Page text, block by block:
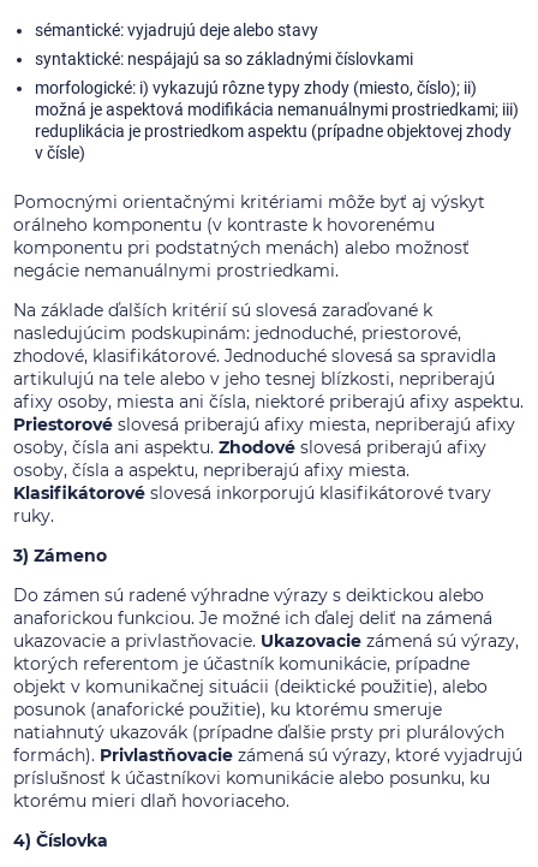
sémantické: vyjadrujú deje alebo stavy
syntaktické: nespájajú sa so základnými číslovkami
morfologické: i) vykazujú rôzne typy zhody (miesto, číslo); ii)
možná je aspektová modifikácia nemanuálnymi prostriedkami; iii)
reduplikácia je prostriedkom aspektu (prípadne objektovej zhody
v čísle)
Pomocnými orientačnými kritériami môže byť aj výskyt
orálneho komponentu (v kontraste k hovorenému
komponentu pri podstatných menách) alebo možnosť
negácie nemanuálnymi prostriedkami.
Na základe ďalších kritérií sú slovesá zaraďované k
nasledujúcim podskupinám: jednoduché, priestorové,
zhodové, klasifikátorové. Jednoduché slovesá sa spravidla
artikulujú na tele alebo v jeho tesnej blízkosti, nepriberajú
afixy osoby, miesta ani čísla, niektoré priberajú afixy aspektu.
Priestorovéslovesá priberajú afixy miesta, nepriberajú afixy
osoby, čísla ani aspektu. Zhodovéslovesá priberajú afixy
osoby, čísla a aspektu, nepriberajú afixy miesta.
Klasifikátorovéslovesá inkorporujú klasifikátorové tvary
ruky.
3) Zámeno
Do zámen sú radené výhradne výrazy s deiktickou alebo
anaforickou funkciou. Je možné ich ďalej deliť na zámená
ukazovacie a privlastňovacie. Ukazovaciezámená sú výrazy,
ktorých referentom je účastník komunikácie, prípadne
objekt v komunikačnej situácii (deiktické použitie), alebo
posunok (anaforické použitie), ku ktorému smeruje
natiahnutý ukazovák (prípadne ďalšie prsty pri plurálových
formách). Privlastňovaciezámená sú výrazy, ktoré vyjadrujú
príslušnosť k účastníkovi komunikácie alebo posunku, ku
ktorému mieri dlaň hovoriaceho.
4) Číslovka